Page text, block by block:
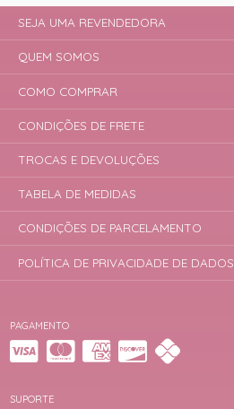
PAGAMENTO
SUPORTE
SEJA UMA REVENDEDORA
QUEM SOMOS
COMO COMPRAR
CONDIÇÕES DE FRETE
TROCAS E DEVOLUÇÕES
TABELA DE MEDIDAS
CONDIÇÕES DE PARCELAMENTO
POLÍTICA DE PRIVACIDADE DE DADOS